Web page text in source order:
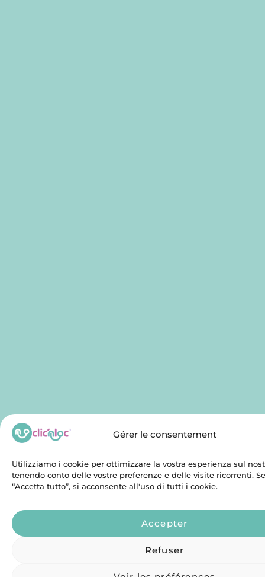
Gérer le consentement
Utilizziamo i cookie per ottimizzare la vostra esperienza sul
tenendo conto delle vostre preferenze e delle visite ricorrenti.
“Accetta tutto”, si acconsente all'uso di tutti i cookie.
Accepter
Refuser